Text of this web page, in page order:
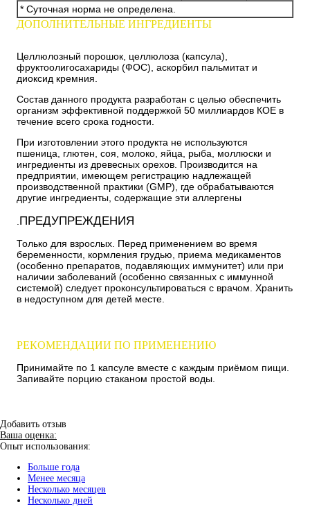
* Суточная норма не определена.
ДОПОЛНИТЕЛЬНЫЕ ИНГРЕДИЕНТЫ
Целлюлозный порошок, целлюлоза (капсула),
фруктоолигосахариды (ФОС), аскорбил пальмитат и
диоксид кремния.
Состав данного продукта разработан с целью обеспечить
организм эффективной поддержкой 50 миллиардов КОЕ в
течение всего срока годности.
При изготовлении этого продукта не используются
пшеница, глютен, соя, молоко, яйца, рыба, моллюски и
ингредиенты из древесных орехов. Производится на
предприятии, имеющем регистрацию надлежащей
производственной практики (GMP), где обрабатываются
другие ингредиенты, содержащие эти аллергены
ПРЕДУПРЕЖДЕНИЯ
Только для взрослых. Перед применением во время
беременности, кормления грудью, приема медикаментов
(особенно препаратов, подавляющих иммунитет) или при
наличии заболеваний (особенно связанных с иммунной
системой) следует проконсультироваться с врачом. Хранить
в недоступном для детей месте.
РЕКОМЕНДАЦИИ ПО ПРИМЕНЕНИЮ
Принимайте по 1 капсуле вместе с каждым приёмом пищи.
Запивайте порцию стаканом простой воды.
Добавить отзыв
Ваша оценка:
Опыт использования:
Больше года
Менее месяца
Несколько месяцев
Несколько дней